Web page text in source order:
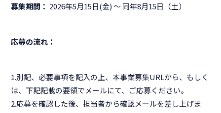
募集期間： 2026年5月15日(金) ～ 同年8月15日（土）
応募の流れ：
1.別記、必要事項を記入の上、本事業募集URLから、もしく
は、下記記載の要領でメールにて、ご応募ください。
2.応募を確認した後、担当者から確認メールを差し上げま